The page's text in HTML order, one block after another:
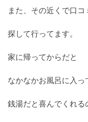
また、その近くで口
探して行ってます。
家に帰ってからだと
なかなかお風呂に入
銭湯だと喜んでくれる